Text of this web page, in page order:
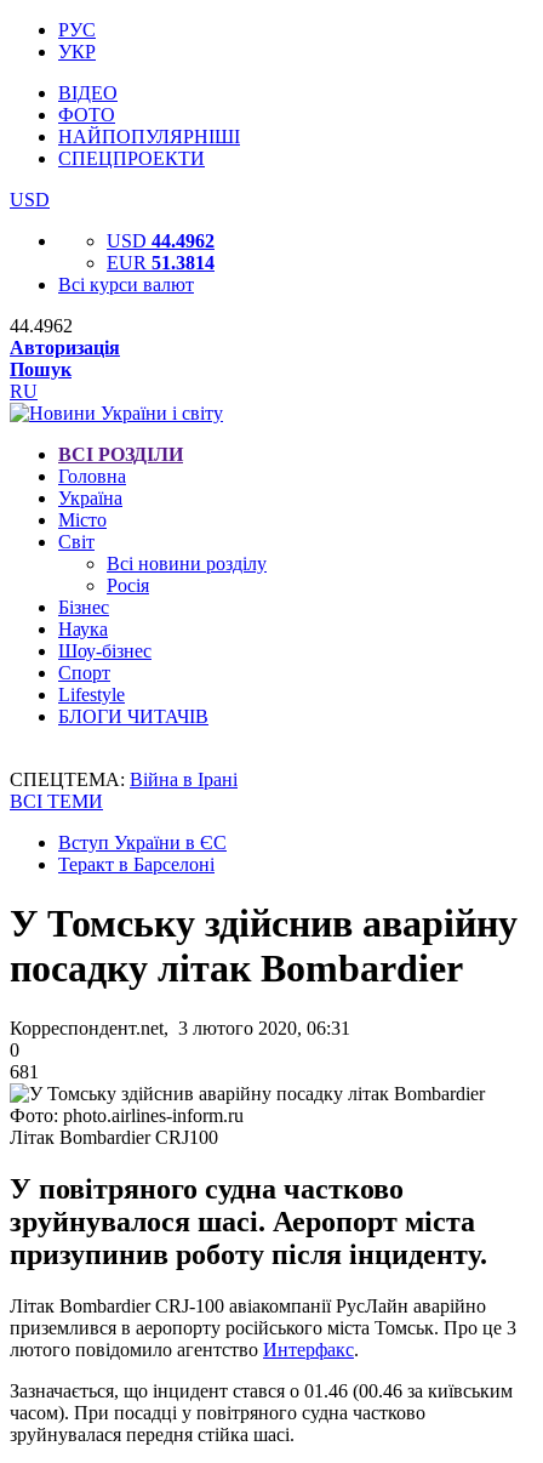
РУС
УКР
ВІДЕО
ФОТО
НАЙПОПУЛЯРНІШІ
СПЕЦПРОЕКТИ
USD
USD 44.4962
EUR 51.3814
Всі курси валют
44.4962
Авторизація
Пошук
RU
ВСІ РОЗДІЛИ
Головна
Україна
Місто
Світ
Всі новини розділу
Росія
Бізнес
Наука
Шоу-бізнес
Спорт
Lifestyle
БЛОГИ ЧИТАЧІВ
СПЕЦТЕМА: Війна в Ірані
ВСІ ТЕМИ
Вступ України в ЄС
Теракт в Барселоні
У Томську здійснив аварійну
посадку літак Bombardier
Корреспондент.net, 3 лютого 2020, 06:31
0
681
Фото: photo.airlines-inform.ru
Літак Bombardier CRJ100
У повітряного судна частково
зруйнувалося шасі. Аеропорт міста
призупинив роботу після інциденту.
Літак Bombardier CRJ-100 авіакомпанії РусЛайн аварійно
приземлився в аеропорту російського міста Томськ. Про це 3
лютого повідомило агентство Интерфакс.
Зазначається, що інцидент стався о 01.46 (00.46 за київським
часом). При посадці у повітряного судна частково
зруйнувалася передня стійка шасі.